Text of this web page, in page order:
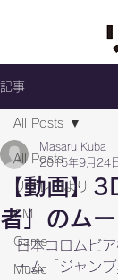
記事
All Posts
リサレコより
CM
Game
Music
All Posts
【動画】
者」のム
Masaru Kuba
2015年9月24
日本コロムビ
ーム「ジャン